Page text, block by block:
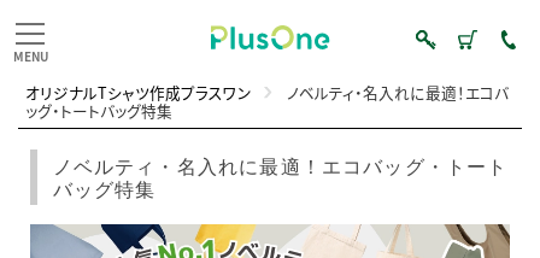
オリジナルTシャツ作成プラスワン ノベルティ・名入れに最適！エコバ
ッグ・トートバッグ特集
ノベルティ・名入れに最適！エコバッグ・トート
バッグ特集